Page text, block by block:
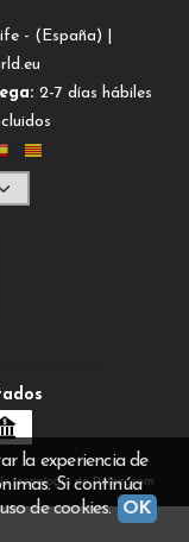
- (España) |
2-7 días hábiles
tecnología de Palbin.com
la experiencia de
Si continúa
de cookies.
OK